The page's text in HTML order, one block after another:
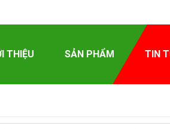
THIỆU SẢN PHẨM TIN